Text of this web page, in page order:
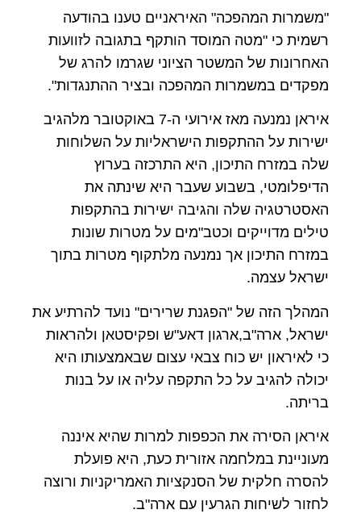
"משמרות המהפכה" האיראניים טענו בהודעה
רשמית כי "מטה המוסד הותקף בתגובה לזוועות
האחרונות של המשטר הציוני שגרמו להרג של
מפקדים במשמרות המהפכה ובציר ההתנגדות".
איראן נמנעה מאז אירועי ה-7 באוקטובר מלהגיב
ישירות על ההתקפות הישראליות על השלוחות
שלה במזרח התיכון, היא התרכזה בערוץ
הדיפלומטי, בשבוע שעבר היא שינתה את
האסטרטגיה שלה והגיבה ישירות בהתקפות
טילים מדוייקים וכטב"מים על מטרות שונות
במזרח התיכון אך נמנעה מלתקוף מטרות בתוך
ישראל עצמה.
המהלך הזה של "הפגנת שרירים" נועד להרתיע את
ישראל, ארה"ב,ארגון דאע"ש ופקיסטאן ולהראות
כי לאיראון יש כוח צבאי עצום שבאמצעותו היא
יכולה להגיב על כל התקפה עליה או על בנות
בריתה.
איראן הסירה את הכפפות למרות שהיא איננה
מעוניינת במלחמה אזורית כעת, היא פועלת
להסרה חלקית של הסנקציות האמריקניות ורוצה
לחזור לשיחות הגרעין עם ארה"ב.